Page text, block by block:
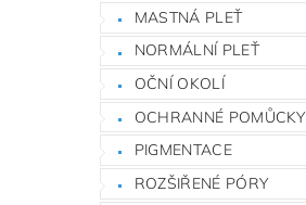
MASTNÁ PLEŤ
NORMÁLNÍ PLEŤ
OČNÍ OKOLÍ
OCHRANNÉ POMŮCKY
PIGMENTACE
ROZŠIŘENÉ PÓRY